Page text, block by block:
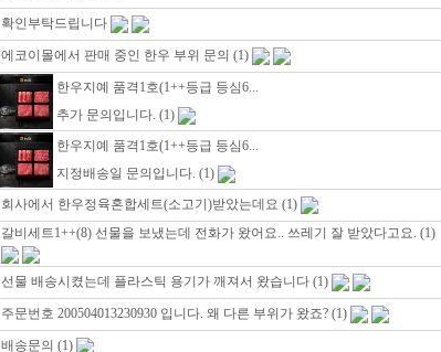
확인부탁드립니다
에코이몰에서 판매 중인 한우 부위 문의 (1)
한우지예 품격1호(1++등급 등심6...
추가 문의입니다. (1)
한우지예 품격1호(1++등급 등심6...
지정배송일 문의입니다. (1)
회사에서 한우정육혼합세트(소고기)받았는데요 (1)
갈비세트1++(8) 선물을 보냈는데 전화가 왔어요.. 쓰레기 잘 받았다고요. (1)
선물 배송시켰는데 플라스틱 용기가 깨져서 왔습니다 (1)
주문번호 200504013230930 입니다. 왜 다른 부위가 왔죠? (1)
배송문의 (1)